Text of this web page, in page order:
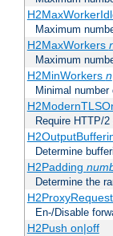
Maximum
H2MaxWorkers
Maximum
H2MinWorkers n
Minimal
Require HTTP/
Determine
H2Padding
Determine the
En-/Disable
H2Push on|off